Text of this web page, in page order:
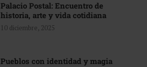
Palacio Postal: Encuentro de
historia, arte y vida cotidiana
10 diciembre, 2025
Pueblos con identidad y magia